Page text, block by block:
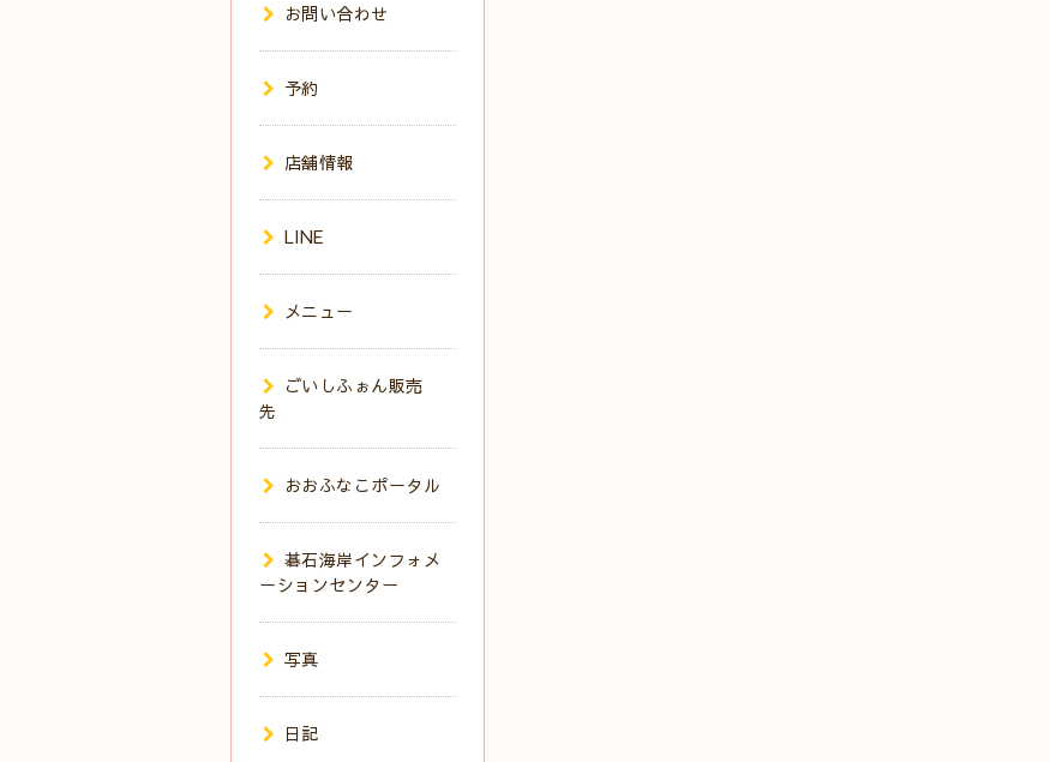
お問い合わせ
予約
店舗情報
LINE
メニュー
ごいしふぉん販売
先
おおふなこポータル
碁石海岸インフォメ
ーションセンター
写真
日記